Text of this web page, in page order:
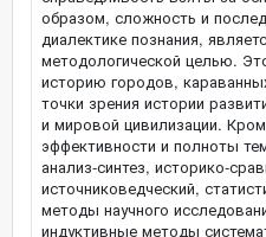
образом, сложность и
диалектике познания,
методологической целью.
историю городов,
точки зрения истории
и мировой цивилизации.
эффективности и полноты
анализ-синтез, историко-
источниковедческий,
методы научного
индуктивные методы